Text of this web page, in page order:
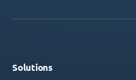
Solutions